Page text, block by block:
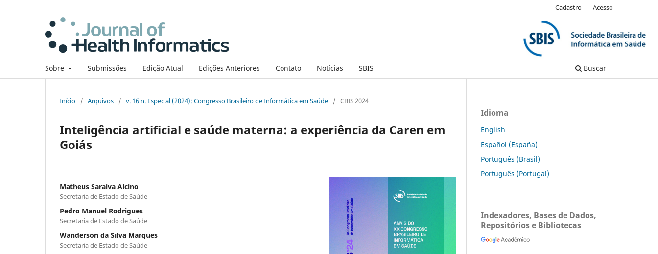
Sobre Submissões Edição Atual Edições Anteriores Contato Notícias SBIS Buscar
Cadastro Acesso
Início / Arquivos / v. 16 n. Especial (2024): Congresso Brasileiro de Informática em Saúde / CBIS 2024
Inteligência artificial e saúde materna: a experiência da Caren em
Goiás
Matheus Saraiva Alcino
Secretaria de Estado de Saúde
Pedro Manuel Rodrigues
Secretaria de Estado de Saúde
Wanderson da Silva Marques
Secretaria de Estado de Saúde
Idioma
English
Español (España)
Português (Brasil)
Português (Portugal)
Indexadores, Bases de Dados,
Repositórios e Bibliotecas